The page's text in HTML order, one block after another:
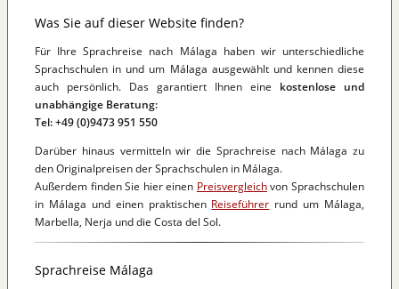
Was Sie auf dieser Website finden?
Für Ihre Sprachreise nach Málaga haben wir unterschiedliche
Sprachschulen in und um Málaga ausgewählt und kennen diese
auch persönlich. Das garantiert Ihnen eine kostenlose und
unabhängige Beratung:
Tel: +49 (0)9473 951 550
Darüber hinaus vermitteln wir die Sprachreise nach Málaga zu
den Originalpreisen der Sprachschulen in Málaga.
Außerdem finden Sie hier einen Preisvergleichvon Sprachschulen
in Málaga und einen praktischen Reiseführer rund um Málaga,
Marbella, Nerja und die Costa del Sol.
Sprachreise Málaga